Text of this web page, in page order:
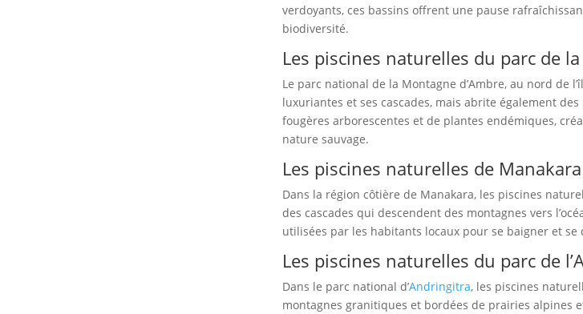
verdoyants, ces bassins offrent une pause
biodiversité.
Les piscines naturelles du parc de
Le parc national de la Montagne d’Ambre, au nord de
luxuriantes et ses cascades, mais abrite également
fougères arborescentes et de plantes endémiques,
nature sauvage.
Les piscines naturelles de Manakara
Dans la région côtière de Manakara, les piscines
des cascades qui descendent des montagnes vers
utilisées par les habitants locaux pour se baigner et se
Les piscines naturelles du parc de
Dans le parc national d’Andringitra, les piscines
montagnes granitiques et bordées de prairies alpines